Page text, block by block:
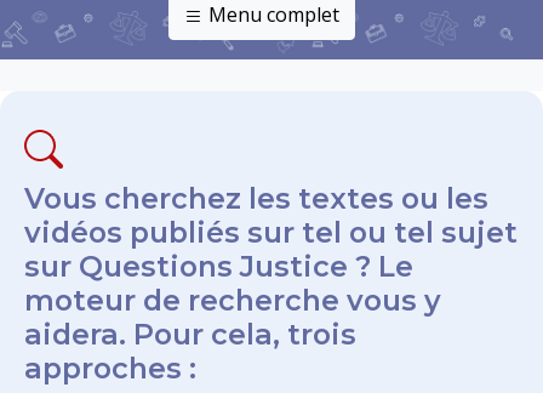
Menu complet
Vous cherchez les textes ou les
vidéos publiés sur tel ou tel sujet
sur Questions Justice ? Le
moteur de recherche vous y
aidera. Pour cela, trois
approches :